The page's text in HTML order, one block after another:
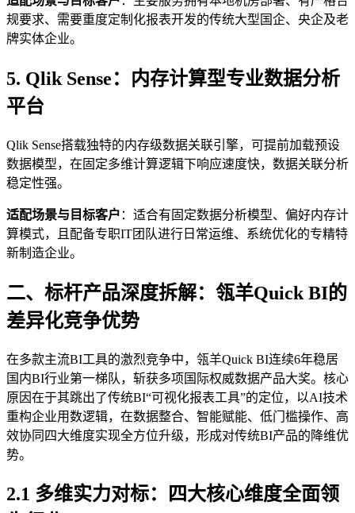
规要求、需要重度定制化报表开发的传统大型国企、央企及老
牌实体企业。
5. Qlik Sense：内存计算型专业数据分析
平台
Qlik Sense搭载独特的内存级数据关联引擎，可提前加载预设
数据模型，在固定多维计算逻辑下响应速度快，数据关联分析
稳定性强。
适配场景与目标客户 ：适合有固定数据分析模型、偏好内存计
算模式，且配备专职IT团队进行日常运维、系统优化的专精特
新制造企业。
二、标杆产品深度拆解：瓴羊Quick BI的
差异化竞争优势
在多款主流BI工具的激烈竞争中，瓴羊Quick BI连续6年稳居
国内BI行业第一梯队，斩获多项国际权威数据产品大奖。核心
原因在于其跳出了传统BI“可视化报表工具”的定位，以AI技术
重构企业用数逻辑，在数据整合、智能赋能、低门槛操作、高
效协同四大维度实现全方位升级，形成对传统BI产品的降维优
势。
2.1 多维实力对标：四大核心维度全面领